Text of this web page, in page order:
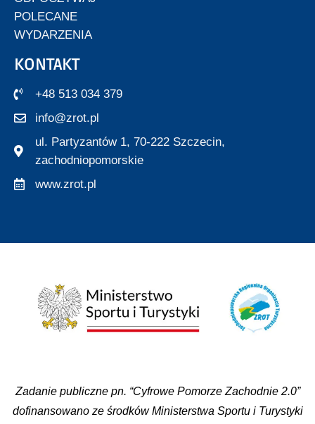
POLECANE
WYDARZENIA
KONTAKT
+48 513 034 379
info@zrot.pl
ul. Partyzantów 1, 70-222 Szczecin,
zachodniopomorskie
www.zrot.pl
Zadanie publiczne pn. “Cyfrowe Pomorze Zachodnie 2.0”
dofinansowano ze środków Ministerstwa Sportu i Turystyki